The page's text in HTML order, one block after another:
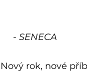
- SENECA
Nový rok, nové